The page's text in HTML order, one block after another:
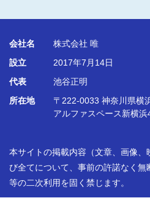
会社名
株式会社 唯
設立
2017年7月14日
代表
池谷正明
所在地
〒222-0033 神奈川県横
アルファスペース新横浜
本サイトの掲載内容（文章、画像
び全てについて、事前の許諾なく無
等の二次利用を固く禁じます。